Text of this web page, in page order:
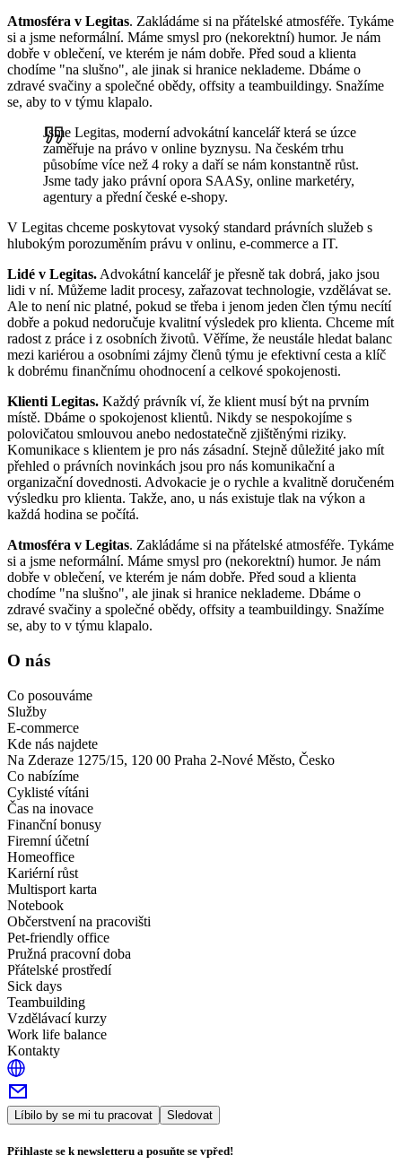
Atmosféra v Legitas. Zakládáme si na přátelské atmosféře. Tykáme
si a jsme neformální. Máme smysl pro (nekorektní) humor. Je nám
dobře v oblečení, ve kterém je nám dobře. Před soud a klienta
chodíme "na slušno", ale jinak si hranice neklademe. Dbáme o
zdravé svačiny a společné obědy, offsity a teambuildingy. Snažíme
se, aby to v týmu klapalo.
Jsme Legitas, moderní advokátní kancelář která se úzce
zaměřuje na právo v online byznysu. Na českém trhu
působíme více než 4 roky a daří se nám konstantně růst.
Jsme tady jako právní opora SAASy, online marketéry,
agentury a přední české e-shopy.
V Legitas chceme poskytovat vysoký standard právních služeb s
hlubokým porozuměním právu v onlinu, e-commerce a IT.
Lidé v Legitas. Advokátní kancelář je přesně tak dobrá, jako jsou
lidi v ní. Můžeme ladit procesy, zařazovat technologie, vzdělávat se.
Ale to není nic platné, pokud se třeba i jenom jeden člen týmu necítí
dobře a pokud nedoručuje kvalitní výsledek pro klienta. Chceme mít
radost z práce i z osobních životů. Věříme, že neustále hledat balanc
mezi kariérou a osobními zájmy členů týmu je efektivní cesta a klíč
k dobrému finančnímu ohodnocení a celkové spokojenosti.
Klienti Legitas. Každý právník ví, že klient musí být na prvním
místě. Dbáme o spokojenost klientů. Nikdy se nespokojíme s
polovičatou smlouvou anebo nedostatečně zjištěnými riziky.
Komunikace s klientem je pro nás zásadní. Stejně důležité jako mít
přehled o právních novinkách jsou pro nás komunikační a
organizační dovednosti. Advokacie je o rychle a kvalitně doručeném
výsledku pro klienta. Takže, ano, u nás existuje tlak na výkon a
každá hodina se počítá.
Atmosféra v Legitas. Zakládáme si na přátelské atmosféře. Tykáme
si a jsme neformální. Máme smysl pro (nekorektní) humor. Je nám
dobře v oblečení, ve kterém je nám dobře. Před soud a klienta
chodíme "na slušno", ale jinak si hranice neklademe. Dbáme o
zdravé svačiny a společné obědy, offsity a teambuildingy. Snažíme
se, aby to v týmu klapalo.
O nás
Co posouváme
Služby
E-commerce
Kde nás najdete
Na Zderaze 1275/15, 120 00 Praha 2-Nové Město, Česko
Co nabízíme
Cyklisté vítáni
Čas na inovace
Finanční bonusy
Firemní účetní
Homeoffice
Kariérní růst
Multisport karta
Notebook
Občerstvení na pracovišti
Pet-friendly office
Pružná pracovní doba
Přátelské prostředí
Sick days
Teambuilding
Vzdělávací kurzy
Work life balance
Kontakty
Líbilo by se mi tu pracovat Sledovat
Přihlaste se k newsletteru a posuňte se vpřed!